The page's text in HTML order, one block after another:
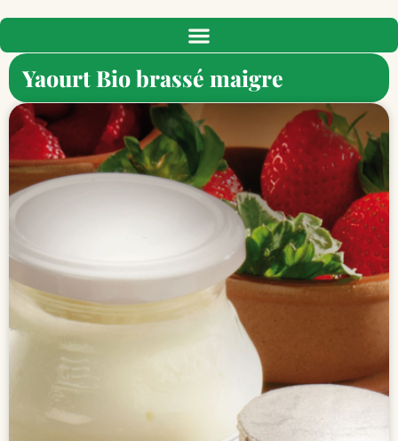
Yaourt Bio brassé maigre